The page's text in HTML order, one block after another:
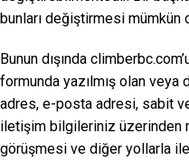
bunları değiştirmesi mümkün
Bunun dışında
formunda yazılmış olan veya
adres, e-posta adresi, sabit
iletişim bilgileriniz üzerinden
görüşmesi ve diğer yollarla